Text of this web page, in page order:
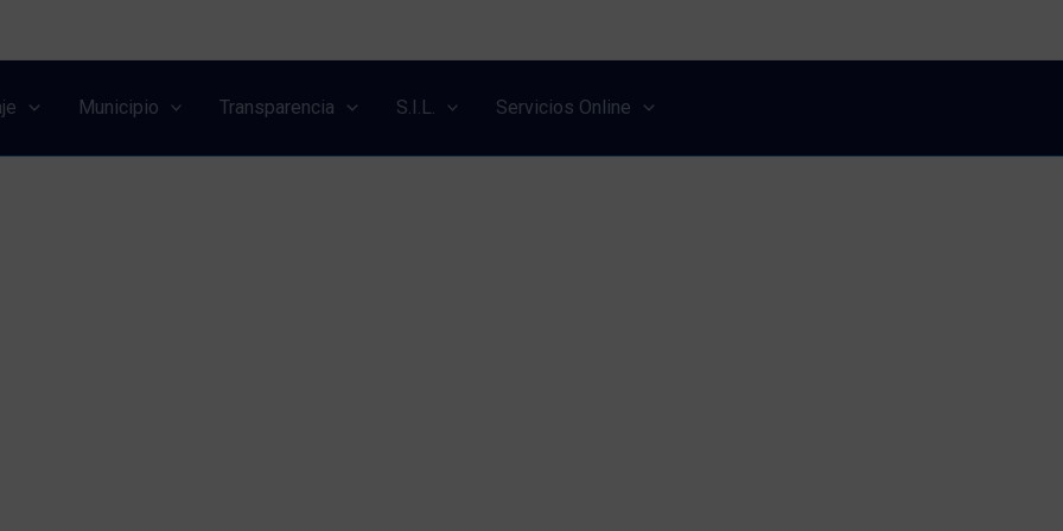
Municipio Transparencia S.I.L. Servicios Online